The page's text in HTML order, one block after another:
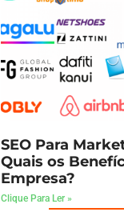
SEO Para
Quais os
Empresa?
Clique Para Ler »